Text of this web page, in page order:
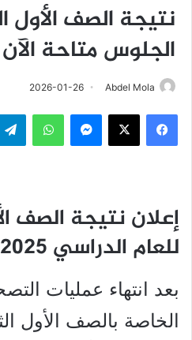
نتيجة الصف الأول
الجلوس متاحة الآن
Abdel Mola
2026-01-26
فيسبوك ‫X ماسنجر واتساب
إعلان نتيجة الصف
للعام الدراسي 2025-2026
بعد انتهاء عمليات
الخاصة بالصف الأول